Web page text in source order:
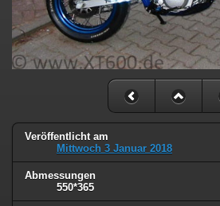
Veröffentlicht am
Mittwoch 3 Januar 2018
Abmessungen
550*365